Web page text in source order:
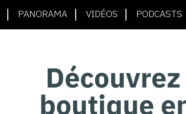
PANORAMA VIDÉOS PODCASTS